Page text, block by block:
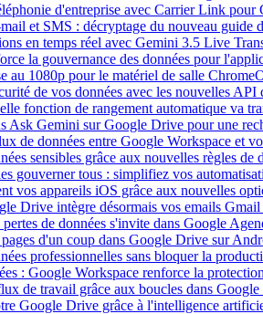
d'entreprise avec Carrier Link pour
et SMS : décryptage du nouveau guide
en temps réel avec Gemini 3.5 Live
la gouvernance des données pour
au 1080p pour le matériel de salle
de vos données avec les nouvelles API
fonction de rangement automatique va
Ask Gemini sur Google Drive pour une
de données entre Google Workspace et
sensibles grâce aux nouvelles règles
gouverner tous : simplifiez vos
vos appareils iOS grâce aux nouvelles
Drive intègre désormais vos emails Gmail
de données s'invite dans Google
d'un coup dans Google Drive sur
professionnelles sans bloquer la
: Google Workspace renforce la
de travail grâce aux boucles dans
Google Drive grâce à l'intelligence